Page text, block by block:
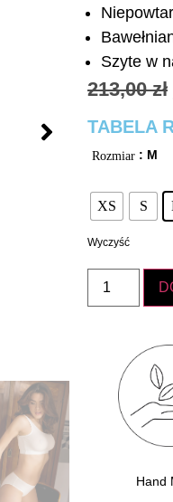
Szyte w
213,00zł
TABELA
Rozmiar : M
XS S
Wyczyść
Hand